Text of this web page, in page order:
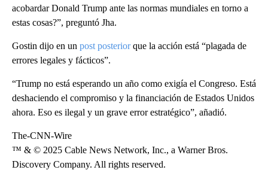
acobardar Donald Trump ante las normas mundiales en torno a
estas cosas?”, preguntó Jha.
Gostin dijo en un post posteriorque la acción está “plagada de
errores legales y fácticos”.
“Trump no está esperando un año como exigía el Congreso. Está
deshaciendo el compromiso y la financiación de Estados Unidos
ahora. Eso es ilegal y un grave error estratégico”, añadió.
The-CNN-Wire
™ & © 2025 Cable News Network, Inc., a Warner Bros.
Discovery Company. All rights reserved.